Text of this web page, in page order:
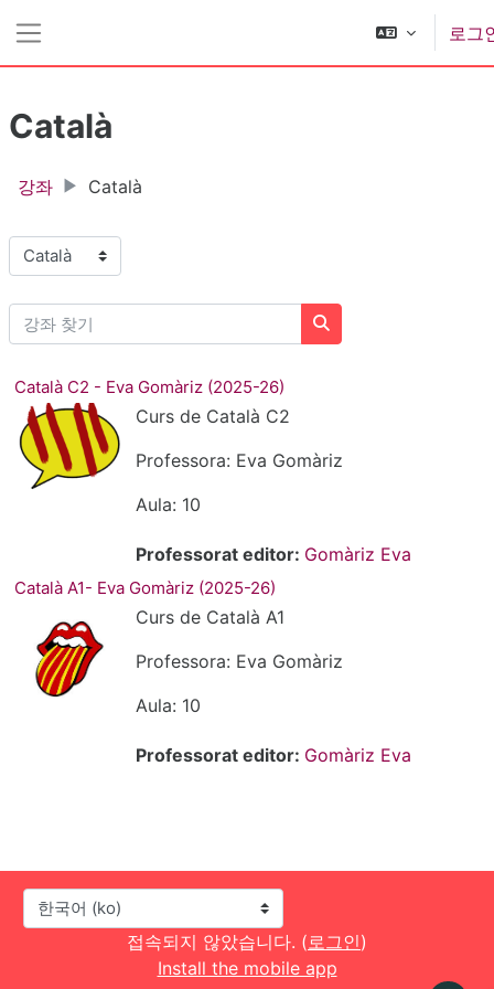
로그
Català
강좌 Català
강좌 범주
강좌 찾기
강좌 찾기
Català C2 - Eva Gomàriz (2025-26)
Curs de Català C2
Professora: Eva Gomàriz
Aula: 10
Professorat editor: Gomàriz Eva
Català A1- Eva Gomàriz (2025-26)
Curs de Català A1
Professora: Eva Gomàriz
Aula: 10
Professorat editor: Gomàriz Eva
언어
접속되지 않았습니다. (로그인)
Install the mobile app